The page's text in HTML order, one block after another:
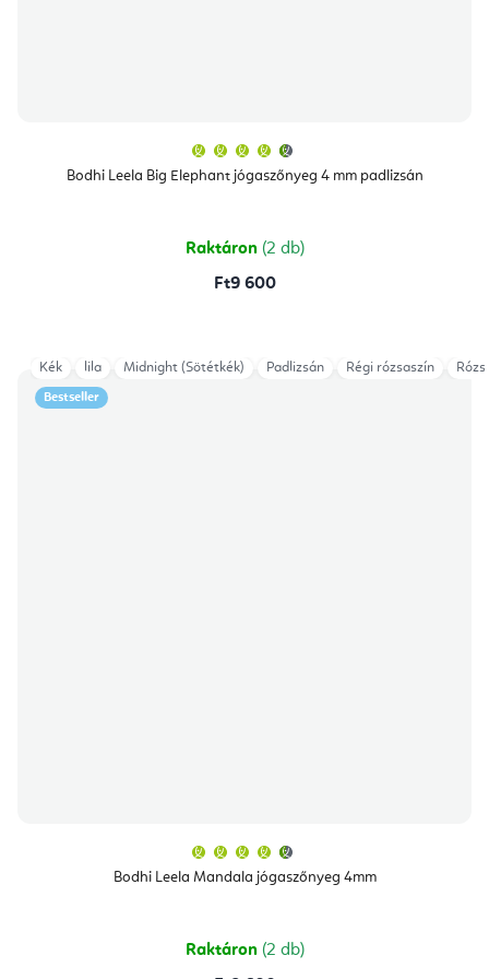
Bodhi Leela Big Elephant jógaszőnyeg 4 mm padlizsán
átlagos
értékelése
csillag.
Raktáron (2 db)
Ft9 600
Bestseller
Bodhi Leela Mandala jógaszőnyeg 4mm
átlagos
értékelése
csillag.
Raktáron (2 db)
Kék lila Midnight (Sötétkék) Padlizsán Régi rózsaszín